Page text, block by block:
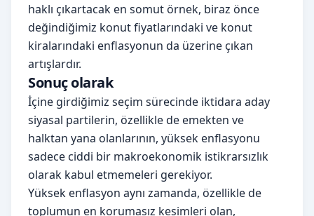
haklı çıkartacak en somut örnek, biraz önce
değindiğimiz konut fiyatlarındaki ve konut
kiralarındaki enflasyonun da üzerine çıkan
artışlardır.
Sonuç olarak
İçine girdiğimiz seçim sürecinde iktidara aday
siyasal partilerin, özellikle de emekten ve
halktan yana olanlarının, yüksek enflasyonu
sadece ciddi bir makroekonomik istikrarsızlık
olarak kabul etmemeleri gerekiyor.
Yüksek enflasyon aynı zamanda, özellikle de
toplumun en korumasız kesimleri olan,